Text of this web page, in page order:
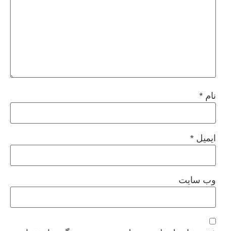
نام *
ایمیل *
وب‌ سایت